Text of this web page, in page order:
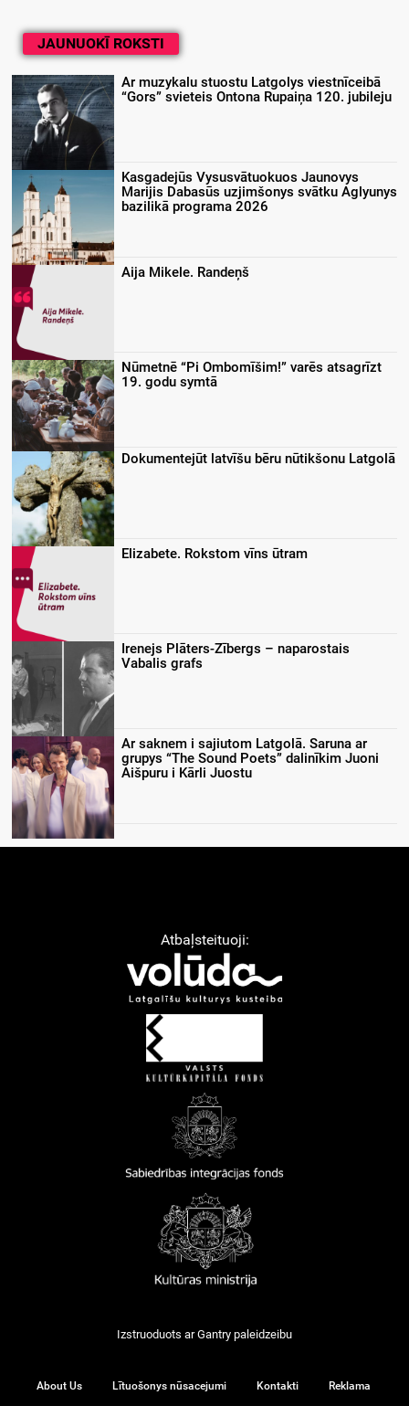
JAUNUOKĪ ROKSTI
Ar muzykalu stuostu Latgolys viestnīceibā
“Gors” svieteis Ontona Rupaiņa 120. jubileju
Kasgadejūs Vysusvātuokuos Jaunovys
Marijis Dabasūs uzjimšonys svātku Aglyunys
bazilikā programa 2026
Aija Mikele. Randeņš
Nūmetnē “Pi Ombomīšim!” varēs atsagrīzt
19. godu symtā
Dokumentejūt latvīšu bēru nūtikšonu Latgolā
Elizabete. Rokstom vīns ūtram
Irenejs Plāters-Zībergs – naparostais
Vabalis grafs
Ar saknem i sajiutom Latgolā. Saruna ar
grupys “The Sound Poets” dalinīkim Juoni
Aišpuru i Kārli Juostu
Atbaļsteituoji:
Izstruoduots arGantry paleidzeibu
About Us Lītuošonys nūsacejumi Kontakti Reklama